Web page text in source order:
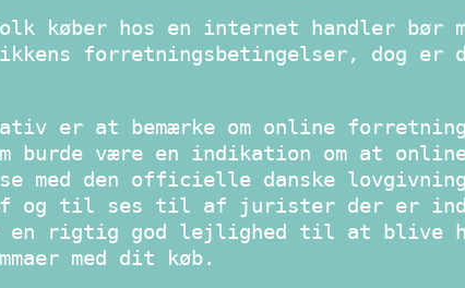
køber hos en internet handler bør
forretningsbetingelser, dog er
er at bemærke om online
være en indikation om at
med den officielle danske
og til ses til af jurister der er
en rigtig god lejlighed til at blive
med dit køb.